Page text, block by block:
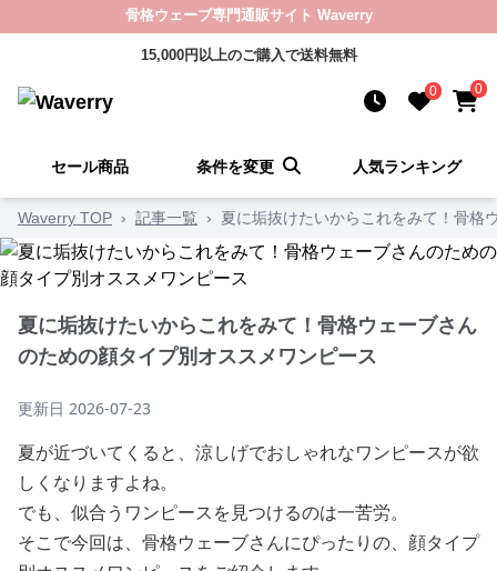
骨格ウェーブ専門通販サイト Waverry
15,000円以上のご購入で送料無料
0 0
セール商品 条件を変更 人気ランキング
Waverry TOP › 記事一覧 › 夏に垢抜けたいからこれをみて！骨格
夏に垢抜けたいからこれをみて！骨格ウェーブさん
のための顔タイプ別オススメワンピース
更新日 2026-07-23
夏が近づいてくると、涼しげでおしゃれなワンピースが欲
しくなりますよね。
でも、似合うワンピースを見つけるのは一苦労。
そこで今回は、骨格ウェーブさんにぴったりの、顔タイプ